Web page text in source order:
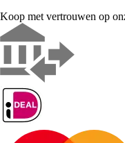
Koop met vertrouwen op